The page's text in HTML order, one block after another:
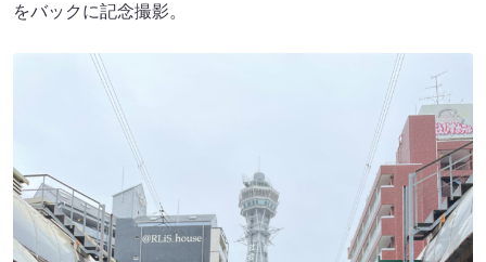
をバックに記念撮影。